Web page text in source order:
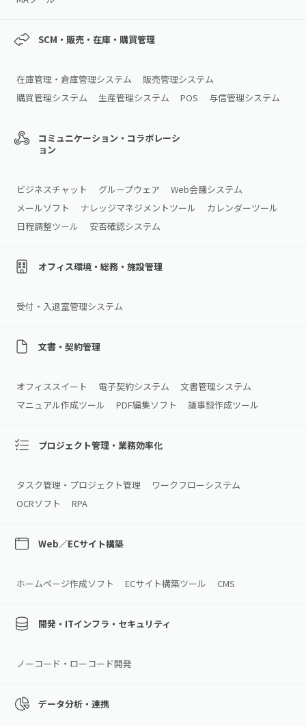
SCM・販売・在庫・購買管理
在庫管理・倉庫管理システム
販売管理システム
購買管理システム
生産管理システム POS 与信管理システム
コミュニケーション・コラボレーシ
ョン
ビジネスチャット グループウェア
Web会議システム
メールソフト
ナレッジマネジメントツール
カレンダーツール
日程調整ツール
安否確認システム
オフィス環境・総務・施設管理
受付・入退室管理システム
文書・契約管理
オフィススイート 電子契約システム
文書管理システム
マニュアル作成ツール
PDF編集ソフト 議事録作成ツール
プロジェクト管理・業務効率化
タスク管理・プロジェクト管理
ワークフローシステム
OCRソフト
RPA
Web／ECサイト構築
ホームページ作成ソフト ECサイト構築ツール CMS
開発・ITインフラ・セキュリティ
ノーコード・ローコード開発
データ分析・連携